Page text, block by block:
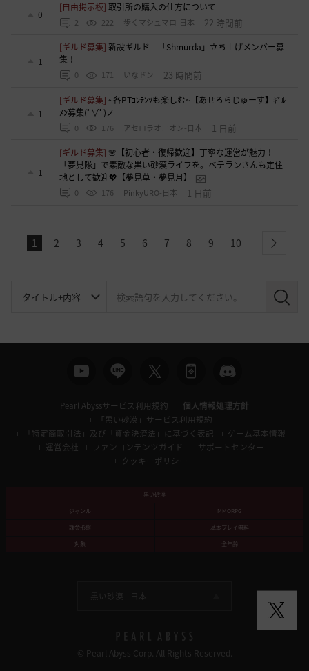
0
[自由掲示板]取引所の購入の仕方について
2 222 歩くマシュマロ-日本 22 時間前
1
[ギルド募集]新設ギルド 「Shmurda」立ち上げメンバー募
集！
0 171 いなドン 23 時間前
1
[ギルド募集] ~各PTｺﾝﾃﾝﾂも楽しむ~【あせろらじゅーす】ｷﾞﾙ
ﾒﾝ募集(ﾟ∀ﾟ)ノ
0 176 アセロラオニオン-日本 1 日前
1
[ギルド募集] 🌸【初心者・復帰歓迎】丁寧な運営が魅力！
「夢見隊」で素敵な黒い砂漠ライフを。ベテランさんも定住
地として歓迎💖【夢見草・夢見月】
0 176 PinkyURO-日本 1 日前
1 2 3 4 5 6 7 8 9 10 next
検
Pearl Abyssサービス利用規約
個人情報処理方針
「黒い砂漠」サービス利用規約
「特定商取引法」及び「資金決済法」に基づく表記
ゲーム基本情報
運営会社
ファンコンテンツガイド
サポートセンター
クッキーポリシー
黒い砂漠
ジャンル
MMORPG
課金形態
基本プレイ無料
対象
全年齢
黒い砂漠 - 日本
© Pearl Abyss Corp. All Rights Reserved.